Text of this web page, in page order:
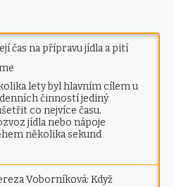
čas na přípravu jídla a pití
lety byl hlavním cílem u
činností jediný
co nejvíce času.
jídla nebo nápoje
několika sekund
Voborníková: Když